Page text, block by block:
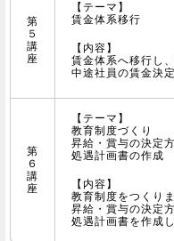
第
５
講
座
【テーマ】
賃金体系移行
【内容】
賃金体系へ移行し
中途社員の賃金決
第
６
講
座
【テーマ】
教育制度づくり
昇給・賞与の決定
処遇計画書の作成
【内容】
教育制度をつくりま
昇給・賞与の決定
処遇計画書を作成